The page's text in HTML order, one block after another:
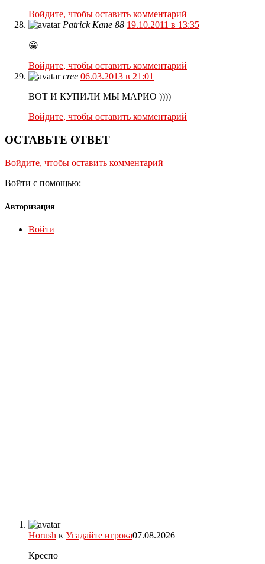
Войдите, чтобы оставить комментарий
Patrick Kane 88 19.10.2011 в 13:35
😀
Войдите, чтобы оставить комментарий
cree 06.03.2013 в 21:01
ВОТ И КУПИЛИ МЫ МАРИО ))))
Войдите, чтобы оставить комментарий
ОСТАВЬТЕ ОТВЕТ
Войдите, чтобы оставить комментарий
Войти с помощью:
Авторизация
Войти
Horush к Угадайте игрока07.08.2026
Креспо